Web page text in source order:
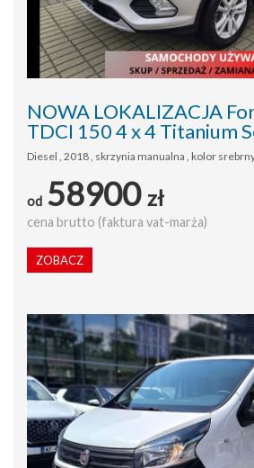
NOWA LOKALIZACJA
TDCI 150 4 x 4 Titanium
Diesel , 2018 , skrzynia manualna , kolor
od 58900 zł
cena brutto (faktura vat-marża)
ZOBACZ